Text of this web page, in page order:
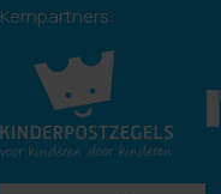
Kernpartners: